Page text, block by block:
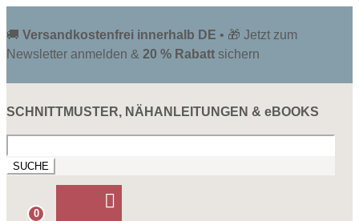
🚚 Versandkostenfrei innerhalb DE • 🎁 Jetzt zum
Newsletter anmelden & 20 % Rabatt sichern
SCHNITTMUSTER, NÄHANLEITUNGEN & eBOOKS
nach:
0
